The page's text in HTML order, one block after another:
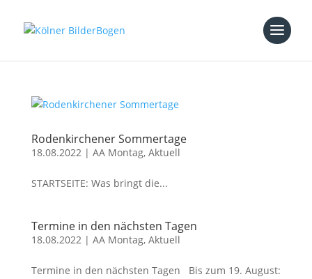
Rodenkirchener Sommertage
18.08.2022| AA Montag, Aktuell
STARTSEITE: Was bringt die...
Termine in den nächsten Tagen
18.08.2022| AA Montag, Aktuell
Termine in den nächsten Tagen Bis zum 19. August: